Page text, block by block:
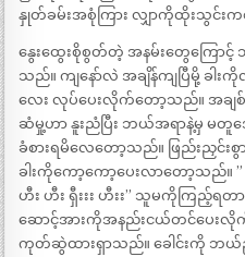
နှုတ်ခမ်းအစုံကြား လျှာကိုထိုးသွင်း
နွေးထွေးစိုစွတ်တဲ့ အနမ်းတွေကြောင့်
သည်။ ကျနော်လဲ အချိန်ကျပြီမို့ ခ
လေး လုပ်ပေးလိုက်တော့သည်။ အချ
ဆံမှု့ဟာ နူးညံပြီး ဘယ်အရာနဲ့မှ မ
ခံစားရမိလေတော့သည်။ ဖြည်းညှင်းစွ
ခါးကိုကော့ကော့ပေးလာတော့သည်။
ဟီး ဟီး ရှီးးး ဟီးး” သူမကိုကြည့်ရတာ
ဆောင့်အားကိုအနည်းငယ်တင်ပေးလိုက်
ကုတ်ဆွဲထားရှာသည်။ ခေါင်းကို ဘယ်